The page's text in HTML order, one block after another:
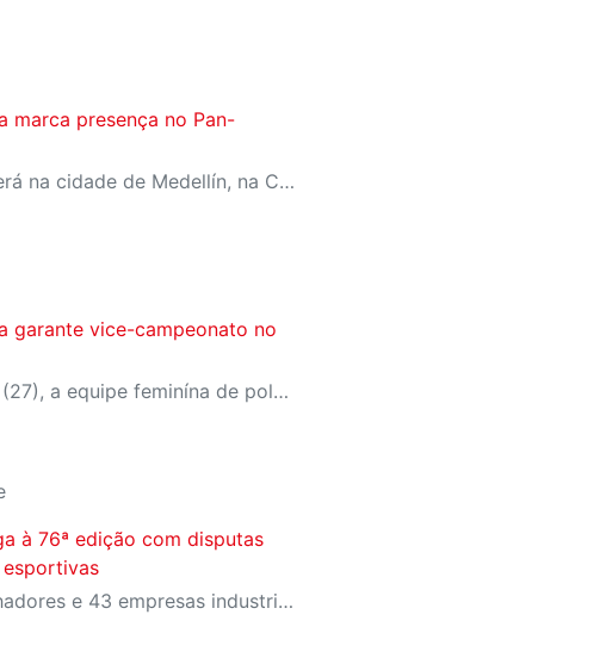
marca presença no Pan-
Campeonato ocorrerá na cidade de Medellín, na Colômbia, entre os dias 19 e 25 de maio
garante vice-campeonato no
No último domingo (27), a equipe feminína de polo aquático da Vila Leopoldina conquistou o 2º lugar no 'WP-Kids Sub12', realizado no SESI Jundiaí
à 76ª edição com disputas
esportivas
Mais de 500 trabalhadores e 43 empresas industriais participaram da final estadual realizada em Presidente Epitácio